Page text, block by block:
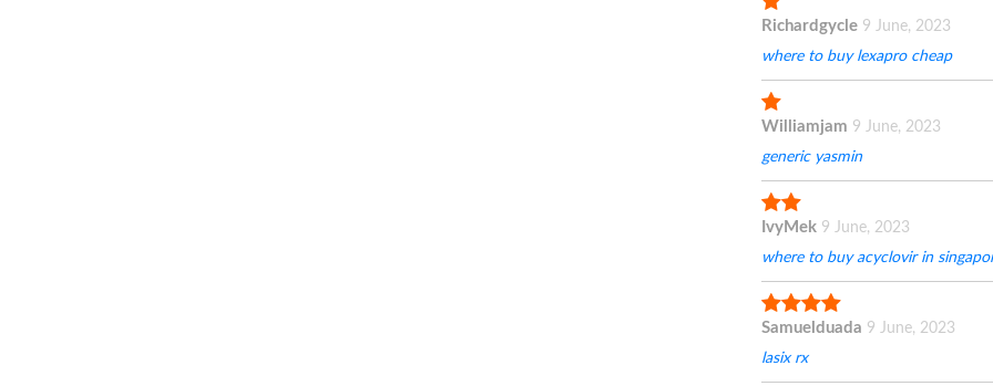
Richardgycle 9 June, 2023
where to buy lexapro cheap
Williamjam 9 June, 2023
generic yasmin
IvyMek 9 June, 2023
where to buy acyclovir in
Samuelduada 9 June, 2023
lasix rx